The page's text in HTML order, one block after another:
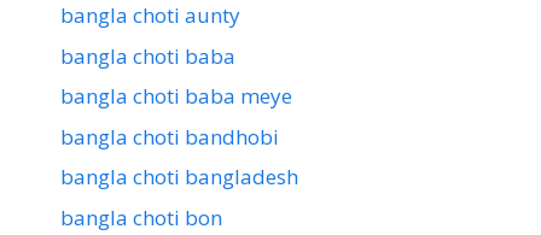
bangla choti aunty
bangla choti baba
bangla choti baba meye
bangla choti bandhobi
bangla choti bangladesh
bangla choti bon